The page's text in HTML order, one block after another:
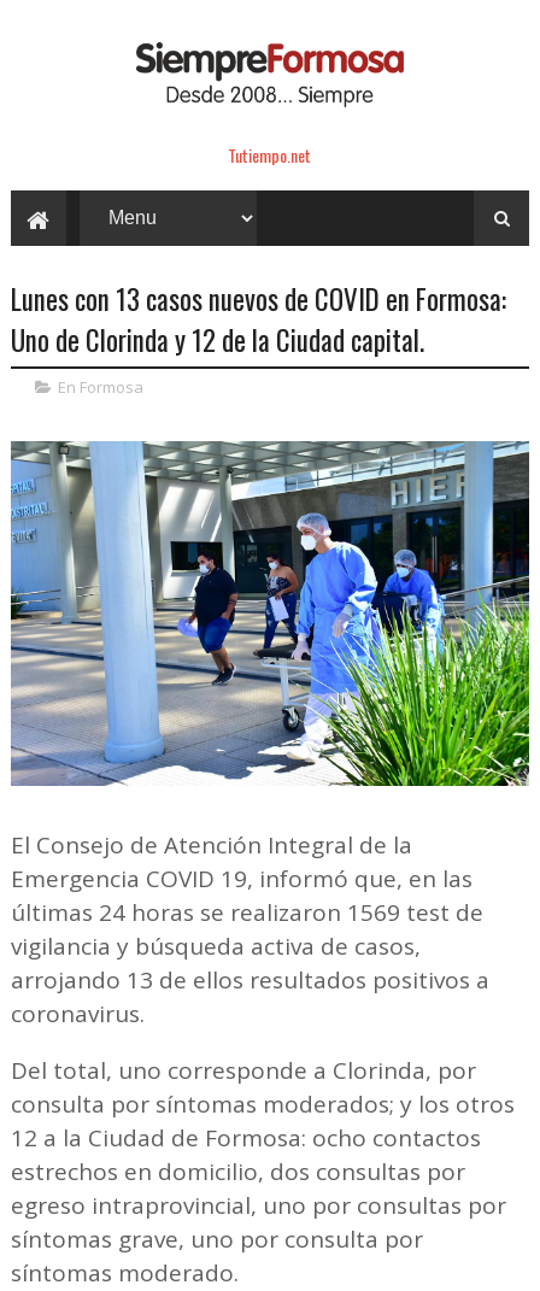
Tutiempo.net
Lunes con 13 casos nuevos de COVID en Formosa:
Uno de Clorinda y 12 de la Ciudad capital.
En Formosa
El Consejo de Atención Integral de la
Emergencia COVID 19, informó que, en las
últimas 24 horas se realizaron 1569 test de
vigilancia y búsqueda activa de casos,
arrojando 13 de ellos resultados positivos a
coronavirus.
Del total, uno corresponde a Clorinda, por
consulta por síntomas moderados; y los otros
12 a la Ciudad de Formosa: ocho contactos
estrechos en domicilio, dos consultas por
egreso intraprovincial, uno por consultas por
síntomas grave, uno por consulta por
síntomas moderado.